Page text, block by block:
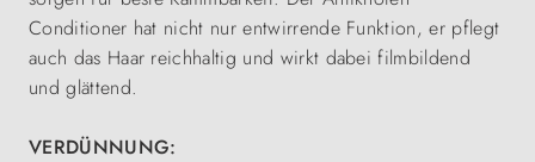
Conditioner hat nicht nur entwirrende Funktion, er pflegt
auch das Haar reichhaltig und wirkt dabei filmbildend
und glättend.
VERDÜNNUNG: